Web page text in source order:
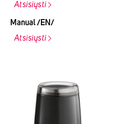
Atsisiųsti
Manual /EN/
Atsisiųsti